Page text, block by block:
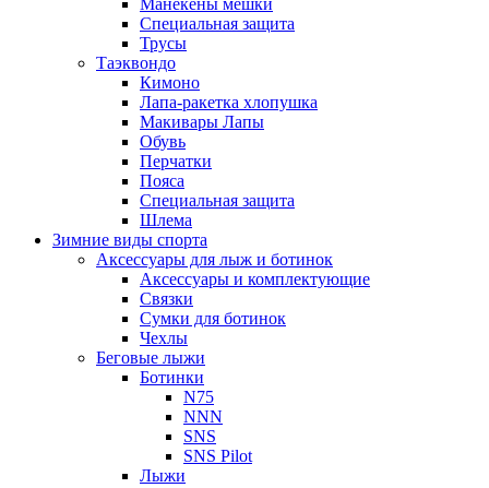
Манекены мешки
Специальная защита
Трусы
Таэквондо
Кимоно
Лапа-ракетка хлопушка
Макивары Лапы
Обувь
Перчатки
Пояса
Специальная защита
Шлема
Зимние виды спорта
Аксессуары для лыж и ботинок
Аксессуары и комплектующие
Связки
Сумки для ботинок
Чехлы
Беговые лыжи
Ботинки
N75
NNN
SNS
SNS Pilot
Лыжи